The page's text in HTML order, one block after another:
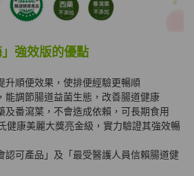
強效版的優點
升順便效果，使排便經驗更暢順
能調節腸道益菌生態，改善腸道健康
及番瀉葉，不會造成依賴，可長期食用
健康美麗大獎亮金級，實力驗證其強效暢
認可產品」及「最受醫護人員信賴腸道健